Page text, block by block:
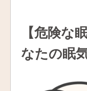
【危険な
なたの眠